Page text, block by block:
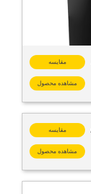
مقایسه
مشاهده محصول
مقایسه
مشاهده محصول